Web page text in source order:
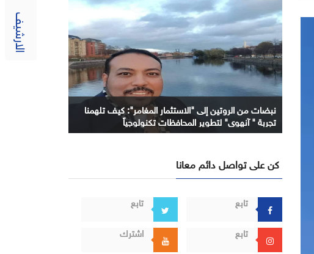
الارشيف
نبضات من الروتين إلى "الاستثمار المغامر": كيف تلهمنا
تجربة " آنهوي" لتطوير المحافظات تكنولوجياً
كن على تواصل دائم معانا
تابع
تابع
تابع
اشترك